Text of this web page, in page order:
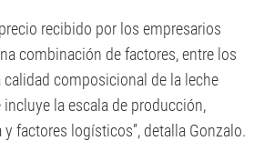
recibido por los empresarios
combinación de factores, entre los
calidad composicional de la leche
incluye la escala de producción,
factores logísticos”, detalla Gonzalo.